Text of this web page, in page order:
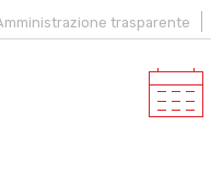
trasparente